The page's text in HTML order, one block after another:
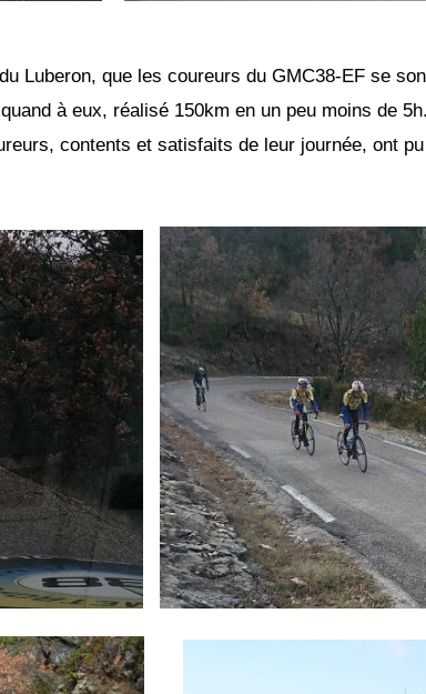
Luberon, que les coureurs du GMC38-EF se
à eux, réalisé 150km en un peu moins de
contents et satisfaits de leur journée, ont